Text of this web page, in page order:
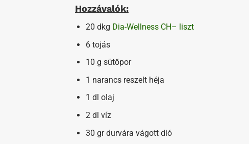
Hozzávalók:
20 dkg Dia-Wellness CH– liszt
6 tojás
10 g sütőpor
1 narancs reszelt héja
1 dl olaj
2 dl víz
30 gr durvára vágott dió